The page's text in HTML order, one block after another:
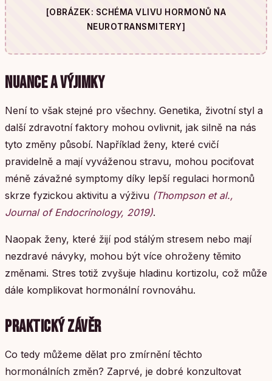
[OBRÁZEK: SCHÉMA VLIVU HORMONŮ NA
NEUROTRANSMITERY]
NUANCE A VÝJIMKY
Není to však stejné pro všechny. Genetika, životní styl a
další zdravotní faktory mohou ovlivnit, jak silně na nás
tyto změny působí. Například ženy, které cvičí
pravidelně a mají vyváženou stravu, mohou pociťovat
méně závažné symptomy díky lepší regulaci hormonů
skrze fyzickou aktivitu a výživu (Thompson et al.,
Journal of Endocrinology, 2019).
Naopak ženy, které žijí pod stálým stresem nebo mají
nezdravé návyky, mohou být více ohroženy těmito
změnami. Stres totiž zvyšuje hladinu kortizolu, což může
dále komplikovat hormonální rovnováhu.
PRAKTICKÝ ZÁVĚR
Co tedy můžeme dělat pro zmírnění těchto
hormonálních změn? Zaprvé, je dobré konzultovat